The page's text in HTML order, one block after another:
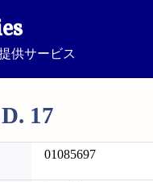
供サービス
17
01085697